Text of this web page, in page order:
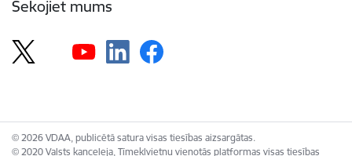
Sekojiet mums
© 2026 VDAA, publicētā satura visas tiesības aizsargātas.
© 2020 Valsts kanceleja, Tīmekļvietņu vienotās platformas visas tiesības